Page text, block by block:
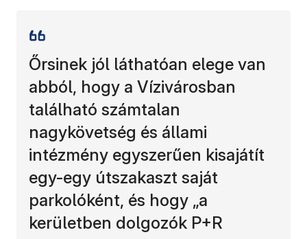
Őrsinek jól láthatóan elege van
abból, hogy a Vízivárosban
található számtalan
nagykövetség és állami
intézmény egyszerűen kisajátít
egy-egy útszakaszt saját
parkolóként, és hogy „a
kerületben dolgozók P+R